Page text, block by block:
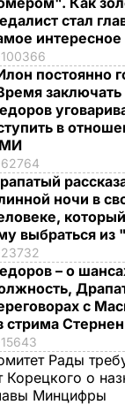
стал
100366
постоянно
в
62764
ночи в
выбраться из
23732
– о
с
стрима
15643
Рады
Корецкого о
Минцифры